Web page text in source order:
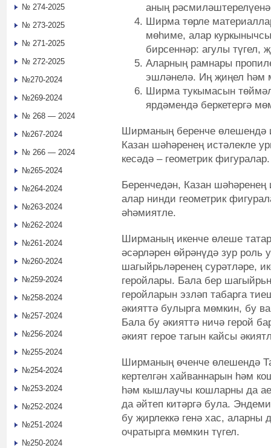
аның
Ширма төрле
мөһиме, алар
бирсеннәр: агулы түгел,
Аларның рамнары
эшләнелә. Иң җиңел һәм
Ширма тукымасын
ярдәмендә беркетергә
Ширманың беренче өлешендә
Казан шәһәренең истәлекле
кесәдә – геометрик фигуралар.
Беренчедән, Казан
алар нинди геометрик
әһәмиятле.
Ширманың икенче өлеше
әсәрләрен өйрәнүдә зур роль
шагыйрьләренең сурәтләре,
геройлары. Бала бер
геройларын эзләп табарга
әкияттә булырга мөмкин, бу
Бала бу әкияттә ничә герой
әкият герое тагын кайсы
Ширманың өченче өлешендә
кертелгән хайваннарын һәм
һәм кышлаучы кошларны да
да әйтеп китәргә була.
бу җирлеккә генә хас, аларны
очратырга мөмкин түгел.
№ 274-2025
№ 273-2025
№ 271-2025
№ 272-2025
№270-2024
№269-2024
№ 268 — 2024
№267-2024
№ 266 — 2024
№265-2024
№264-2024
№263-2024
№262-2024
№261-2024
№260-2024
№259-2024
№258-2024
№257-2024
№256-2024
№255-2024
№254-2024
№253-2024
№252-2024
№251-2024
№250-2024